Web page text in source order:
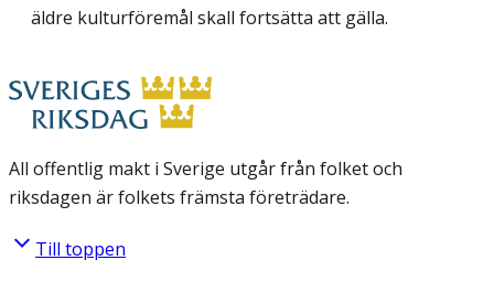
äldre kulturföremål skall fortsätta att gälla.
All offentlig makt i Sverige utgår från folket och
riksdagen är folkets främsta företrädare.
Till toppen